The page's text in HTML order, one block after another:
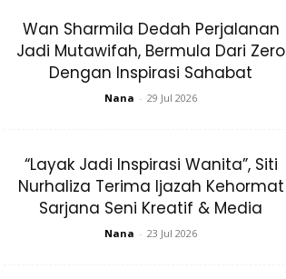
Wan Sharmila Dedah Perjalanan
Jadi Mutawifah, Bermula Dari Zero
Dengan Inspirasi Sahabat
Nana - 29 Jul 2026
“Layak Jadi Inspirasi Wanita”, Siti
Nurhaliza Terima Ijazah Kehormat
Sarjana Seni Kreatif & Media
Nana - 23 Jul 2026